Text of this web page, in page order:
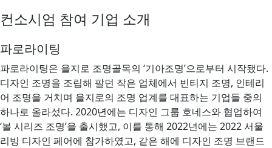
컨소시엄 참여 기업 소개
파로라이팅
파로라이팅은 을지로 조명골목의 ‘기아조명’으로부터 시작됐다.
디자인 조명을 조립해 팔던 작은 업체에서 빈티지 조명, 인테리
어 조명을 거치며 을지로의 조명 업계를 대표하는 기업들 중의
하나로 올라섰다. 2020년에는 디자인 그룹 호네스와 협업하여
‘볼 시리즈 조명’을 출시했고, 이를 통해 2022년에는 2022 서울
리빙 디자인 페어에 참가하였고, 같은 해에 디자인 조명 브랜드